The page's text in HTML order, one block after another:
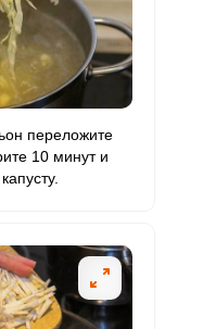
переложите
10 минут и